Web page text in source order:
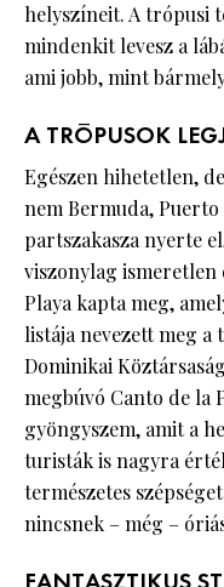
helyszíneit. A trópusi
mindenkit levesz a
ami jobb, mint
A TRÓPUSOK
Egészen hihetetlen,
nem Bermuda,
partszakasza nyerte
viszonylag ismeretlen
Playa kapta meg,
listája nevezett meg a
Dominikai
megbúvó Canto de la
gyöngyszem, amit a
turisták is nagyra
természetes
nincsnek – még –